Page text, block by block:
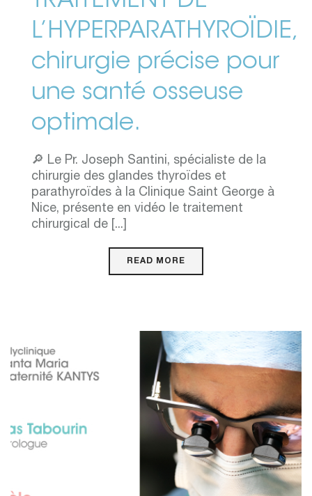
L’HYPERPARATHYROÏDIE,
chirurgie précise pour
une santé osseuse
optimale.
🔎 Le Pr. Joseph Santini, spécialiste de la
chirurgie des glandes thyroïdes et
parathyroïdes à la Clinique Saint George à
Nice, présente en vidéo le traitement
chirurgical de [...]
READ MORE